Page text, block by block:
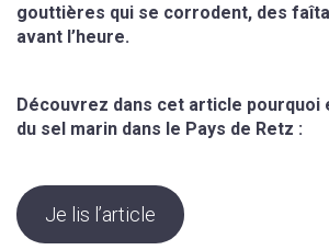
gouttières qui se corrodent, des
avant l’heure.
Découvrez dans cet article
du sel marin dans le Pays de Retz :
Je lis l’article